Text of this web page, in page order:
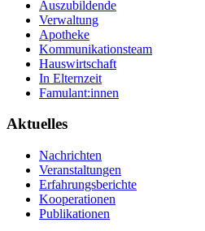
Auszubildende
Verwaltung
Apotheke
Kommunikationsteam
Hauswirtschaft
In Elternzeit
Famulant:innen
Aktuelles
Nachrichten
Veranstaltungen
Erfahrungsberichte
Kooperationen
Publikationen